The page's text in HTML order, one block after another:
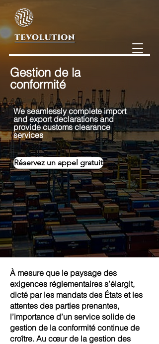
Gestion de la
conformité
We seamlessly complete import
and export declarations and
provide customs clearance
services
Réservez un appel gratuit
À mesure que le paysage des
exigences réglementaires s’élargit,
dicté par les mandats des États et les
attentes des parties prenantes,
l’importance d’un service solide de
gestion de la conformité continue de
croître. Au cœur de la gestion des